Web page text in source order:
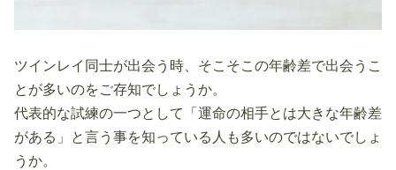
ツインレイ同士が出会う時、そこそこの年齢差で出会うこ
とが多いのをご存知でしょうか。
代表的な試練の一つとして「運命の相手とは大きな年齢差
がある」と言う事を知っている人も多いのではないでしょ
うか。